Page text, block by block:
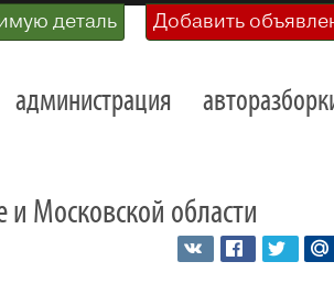
деталь Добавить
администрация
Московской области